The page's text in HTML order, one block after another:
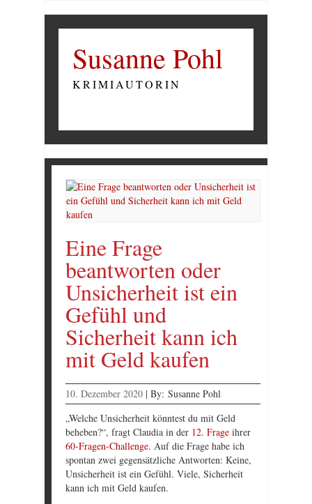
Susanne Pohl
KRIMIAUTORIN
Eine Frage
beantworten oder
Unsicherheit ist ein
Gefühl und
Sicherheit kann ich
mit Geld kaufen
10. Dezember 2020 | By: Susanne Pohl
„Welche Unsicherheit könntest du mit Geld
beheben?“, fragt Claudia in der 12. Frage ihrer
60-Fragen-Challenge. Auf die Frage habe ich
spontan zwei gegensätzliche Antworten: Keine,
Unsicherheit ist ein Gefühl. Viele, Sicherheit
kann ich mit Geld kaufen.